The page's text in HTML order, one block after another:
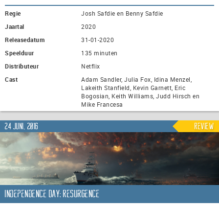
Regie
Josh Safdie en Benny Safdie
Jaartal
2020
Releasedatum
31-01-2020
Speelduur
135 minuten
Distributeur
Netflix
Cast
Adam Sandler, Julia Fox, Idina Menzel,
Lakeith Stanfield, Kevin Garnett, Eric
Bogosian, Keith Williams, Judd Hirsch en
Mike Francesa
24 juni, 2016 Review
Independence Day: Resurgence